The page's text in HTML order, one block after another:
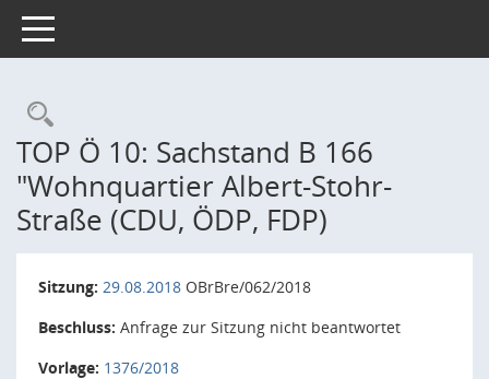
Toggle navigation
Rechercheauswahl
TOP Ö 10: Sachstand B 166
"Wohnquartier Albert-Stohr-
Straße (CDU, ÖDP, FDP)
Sitzung: 29.08.2018 OBrBre/062/2018
Beschluss: Anfrage zur Sitzung nicht beantwortet
Vorlage: 1376/2018